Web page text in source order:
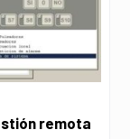
remota